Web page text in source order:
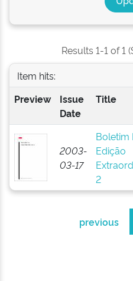
Results 1-1 of 1
Item hits:
Preview
Issue
Date
Title
2003-
03-17
Boletim
Edição
2
previous